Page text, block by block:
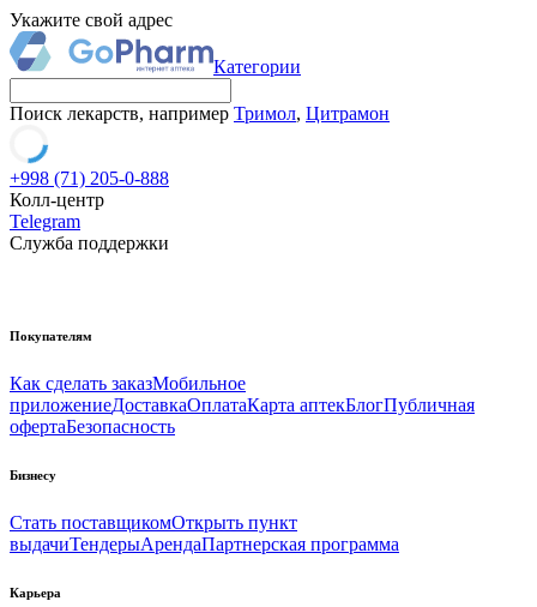
Укажите свой адрес
Категории
Поиск лекарств, например Тримол, Цитрамон
+998 (71) 205-0-888
Колл-центр
Telegram
Служба поддержки
Покупателям
Как сделать заказМобильное
приложениеДоставкаОплатаКарта аптекБлогПубличная
офертаБезопасность
Бизнесу
Стать поставщикомОткрыть пункт
выдачиТендерыАрендаПартнерская программа
Карьера